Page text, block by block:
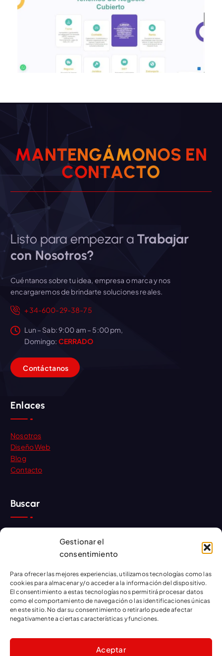
Gestionar el
consentimiento
Para ofrecer las mejores experiencias, utilizamos tecnologías como las
cookies para almacenar y/o acceder a la información del dispositivo.
El consentimiento a estas tecnologías nos permitirá procesar datos
como el comportamiento de navegación o las identificaciones únicas
en este sitio. No dar su consentimiento o retirarlo puede afectar
negativamente a ciertas características y funciones.
Aceptar
MANTENGÁMONOS EN
CONTACTO
Listo para empezar aTrabajar
con Nosotros?
Cuéntanos sobre tu idea, empresa o marca y nos
encargaremos de brindarte soluciones reales.
+34-600-29-38-75
Lun – Sab: 9:00 am – 5:00 pm,
Domingo: CERRADO
Contáctanos
Enlaces
Nosotros
Diseño Web
Blog
Contacto
Buscar
Boletín
Si deseas obtener más boletines ingresa tu dirección de
correo.